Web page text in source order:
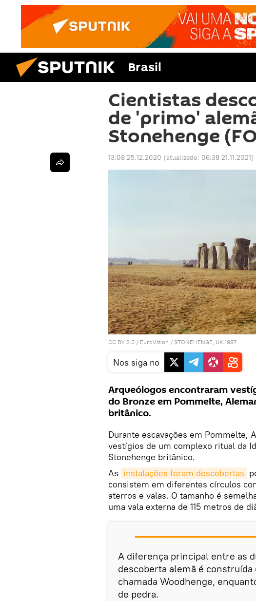
Brasil
Cientistas
de 'primo'
Stonehenge
13:08 25.12.2020 (atualizado: 06:38 21.11.2021)
CC BY 2.0 / EuroVizion / STONEHENGE, UK 1987
Nos siga no
Arqueólogos encontraram
do Bronze em Pommelte,
britânico.
Durante escavações em Pommelte,
vestígios de um complexo ritual da
Stonehenge britânico.
As instalações foram descobertas
consistem em diferentes círculos
aterros e valas. O tamanho é
uma vala externa de 115 metros de
A diferença principal entre as
descoberta alemã é
chamada Woodhenge,
de pedra.